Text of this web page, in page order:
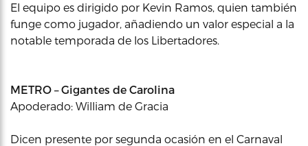
El equipo es dirigido por Kevin Ramos, quien también
funge como jugador, añadiendo un valor especial a la
notable temporada de los Libertadores.
METRO – Gigantes de Carolina
Apoderado: William de Gracia
Dicen presente por segunda ocasión en el Carnaval